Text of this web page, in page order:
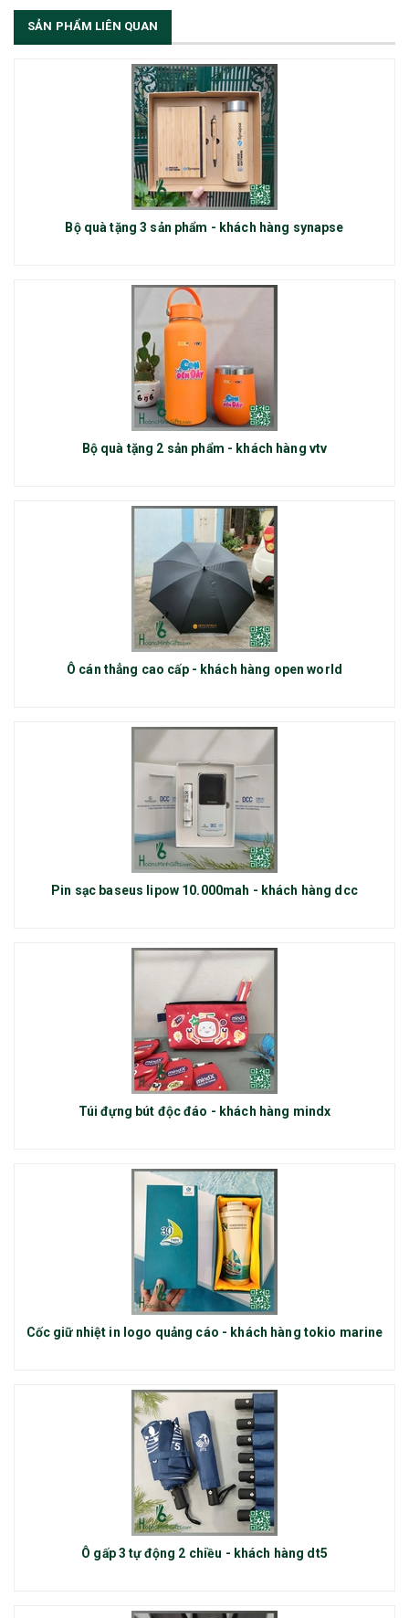
SẢN PHẨM LIÊN QUAN
Bộ quà tặng 3 sản phẩm - khách hàng synapse
Bộ quà tặng 2 sản phẩm - khách hàng vtv
Ô cán thẳng cao cấp - khách hàng open world
Pin sạc baseus lipow 10.000mah - khách hàng dcc
Túi đựng bút độc đáo - khách hàng mindx
Cốc giữ nhiệt in logo quảng cáo - khách hàng tokio marine
Ô gấp 3 tự động 2 chiều - khách hàng dt5